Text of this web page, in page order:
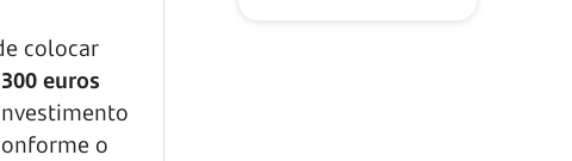
colocar
euros
o